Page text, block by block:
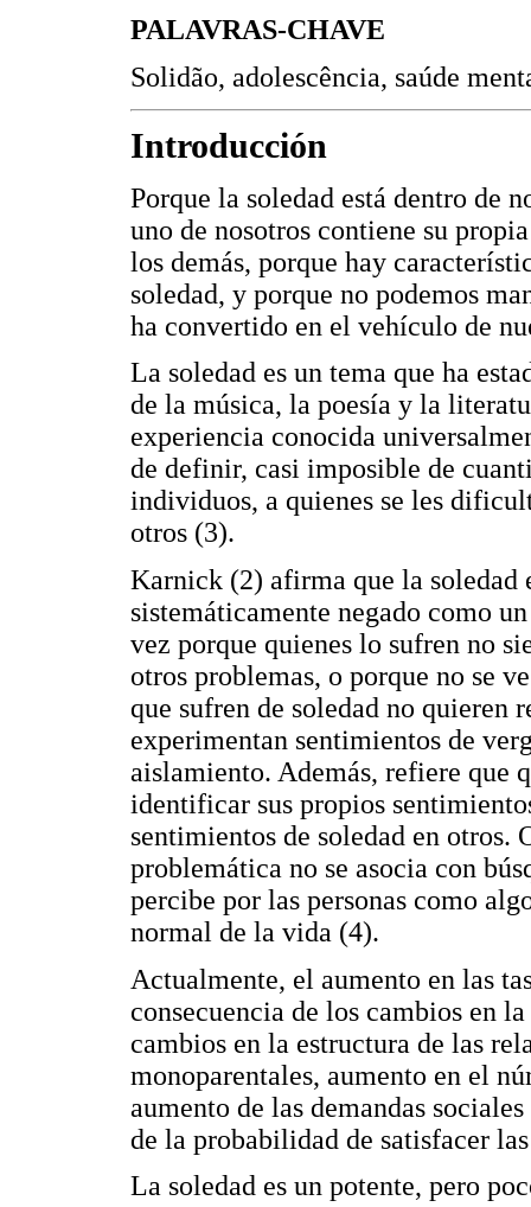
PALAVRAS-CHAVE
Solidão, adolescência, saúde
Introducción
Porque la soledad está dentro de
uno de nosotros contiene su
los demás, porque hay
soledad, y porque no podemos
ha convertido en el vehículo de
La soledad es un tema que ha
de la música, la poesía y la
experiencia conocida
de definir, casi imposible de
individuos, a quienes se les
otros (3).
Karnick (2) afirma que la soledad
sistemáticamente negado como
vez porque quienes lo sufren no
otros problemas, o porque no se
que sufren de soledad no quieren
experimentan sentimientos de
aislamiento. Además, refiere que
identificar sus propios
sentimientos de soledad en otros.
problemática no se asocia con
percibe por las personas como
normal de la vida (4).
Actualmente, el aumento en las
consecuencia de los cambios en
cambios en la estructura de las
monoparentales, aumento en el
aumento de las demandas
de la probabilidad de satisfacer
La soledad es un potente, pero